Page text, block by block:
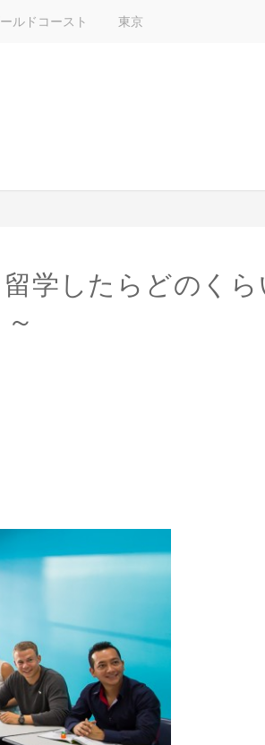
ルドコースト 東京
学したらどのくら